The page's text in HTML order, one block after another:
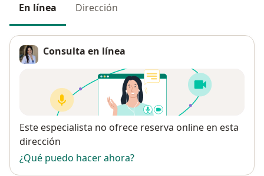
En línea Dirección
Consulta en línea
Disponibilidad
Este especialista no ofrece reserva online en esta
dirección
¿Qué puedo hacer ahora?